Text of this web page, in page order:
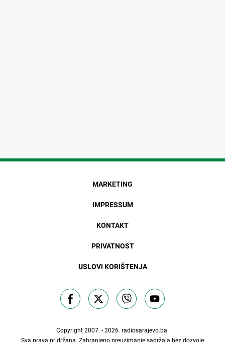
MARKETING
IMPRESSUM
KONTAKT
PRIVATNOST
USLOVI KORIŠTENJA
Copyright 2007. - 2026. radiosarajevo.ba.
Sva prava pridržana. Zabranjeno preuzimanje sadržaja bez dozvole